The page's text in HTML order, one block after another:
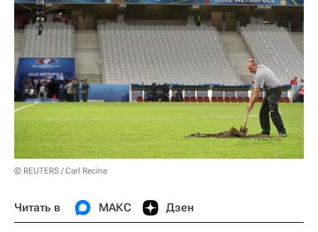
© REUTERS / Carl Recine
Читать в МАКС Дзен